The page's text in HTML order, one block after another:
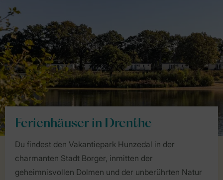
Ferienhäuser in Drenthe
Du findest den Vakantiepark Hunzedal in der
charmanten Stadt Borger, inmitten der
geheimnisvollen Dolmen und der unberührten Natur